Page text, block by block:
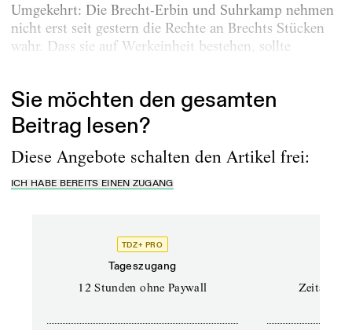
Umgekehrt: Die Brecht-Erbin und Suhrkamp nehmen
nicht erst seit gestern die Rechte an Brechts Stücken
wahr. Dass sie auf Werkeinheit bestehen, sollte
Sie möchten den gesamten
Beitrag lesen?
Diese Angebote schalten den Artikel frei:
ICH HABE BEREITS EINEN ZUGANG
TDZ+ PRO
Tageszugang
12 Stunden ohne Paywall